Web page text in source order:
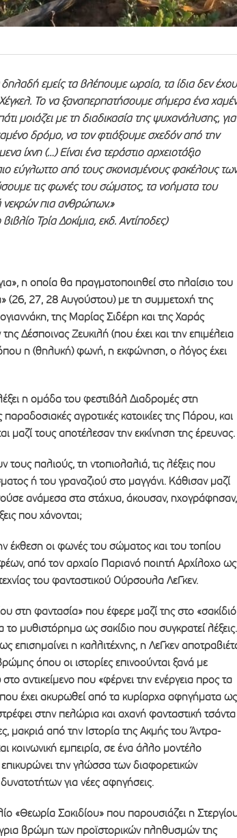
εμείς τα βλέπουμε ωραία, τα ίδια δεν
Το να ξαναπερπατήσουμε σήμερα ένα
μοιάζει με τη διαδικασία της ψυχανάλυσης,
δρόμο, να τον φτιάξουμε σχεδόν από την
ίχνη (…) Είναι ένα τεράστιο αρχειοτάξιο
εύγλωττο από τους σκονισμένους φακέλους των
τις φωνές του σώματος, τα νοήματα του
πια ανθρώπων.»
Τρία Δοκίμια, εκδ. Αντίποδες)
η οποία θα πραγματοποιηθεί στο πλαίσιο του
(26, 27, 28 Αυγούστου) με τη συμμετοχή της
της Μαρίας Σιδέρη και της Χαράς
Δέσποινας Ζευκιλή (που έχει και την επιμέλεια
όπου η (θηλυκή) φωνή, η εκφώνηση, ο λόγος έχει
η ομάδα του φεστιβάλ Διαδρομές στη
παραδοσιακές αγροτικές κατοικίες της Πάρου, και
μαζί τους αποτέλεσαν την εκκίνηση της έρευνας.
παλιούς, τη ντοπιολαλιά, τις λέξεις που
ή του γραναζιού στο μαγγάνι. Κάθισαν μαζί
ανάμεσα στα στάχυα, άκουσαν, ηχογράφησαν,
που χάνονται;
έκθεση οι φωνές του σώματος και του τοπίου
από τον αρχαίο Παριανό ποιητή Αρχίλοχο ως
του φανταστικού Ούρσουλα ΛεΓκεν.
στη φαντασία» που έφερε μαζί της στο
το μυθιστόρημα ως σακίδιο που συγκρατεί λέξεις.
η καλλιτέχνης, η ΛεΓκεν
όπου οι ιστορίες επινοούνται ξανά με
αντικείμενο που «φέρνει την ενέργεια προς τα
έχει ακυρωθεί από τα κυρίαρχα αφηγήματα ως
στην πελώρια και αχανή φανταστική τσάντα
μακριά από την Ιστορία της Ακμής του Άντρα-
κοινωνική εμπειρία, σε ένα άλλο μοντέλο
την γλώσσα των διαφορετικών
για νέες αφηγήσεις.
«Θεωρία Σακιδίου» που παρουσιάζει η
βρώμη των προϊστορικών πληθυσμών της